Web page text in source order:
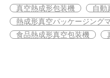
真空熱成形包装機
自動
熱成形真空パッケージング
食品熱成形真空包装機